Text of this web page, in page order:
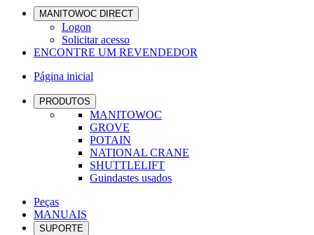
MANITOWOC DIRECT
Logon
Solicitar acesso
ENCONTRE UM REVENDEDOR
Página inicial
PRODUTOS
MANITOWOC
GROVE
POTAIN
NATIONAL CRANE
SHUTTLELIFT
Guindastes usados
Peças
MANUAIS
SUPORTE